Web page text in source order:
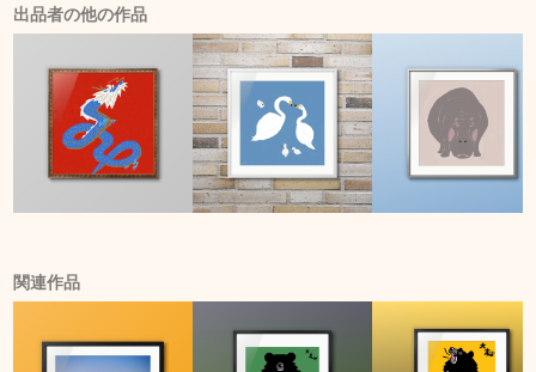
出品者の他の作品
関連作品